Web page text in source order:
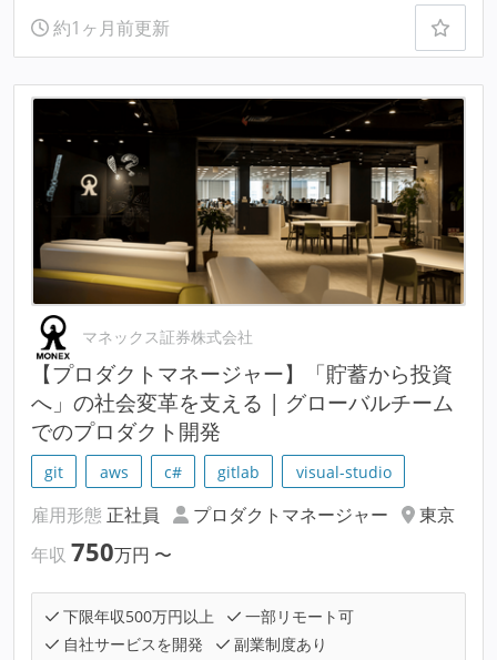
約1ヶ月前更新
マネックス証券株式会社
【プロダクトマネージャー】「貯蓄から投資
へ」の社会変革を支える | グローバルチーム
でのプロダクト開発
git aws c# gitlab visual-studio
雇用形態 正社員 プロダクトマネージャー
東京
年収 750万円 〜
下限年収500万円以上
一部リモート可
自社サービスを開発
副業制度あり